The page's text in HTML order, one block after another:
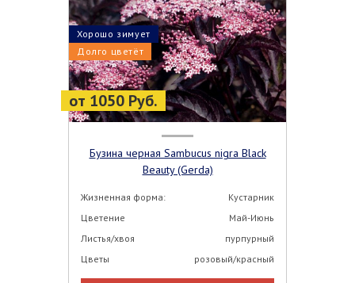
от 1050 Руб.
Долго цветёт
Хорошо зимует
Бузина черная Sambucus nigra Black
Beauty (Gerda)
Жизненная форма:
Кустарник
Цветение
Май-Июнь
Листья/хвоя
пурпурный
Цветы
розовый/красный